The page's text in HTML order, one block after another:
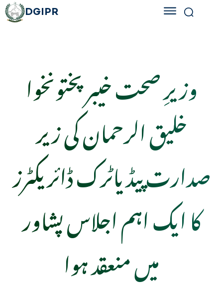
DGIPR
وزیرِ صحت خیبر پختونخوا
خلیق الرحمان کی زیر
صدارت پیڈیاٹرک ڈائریکٹرز
کا ایک اہم اجلاس پشاور
میں منعقد ہوا